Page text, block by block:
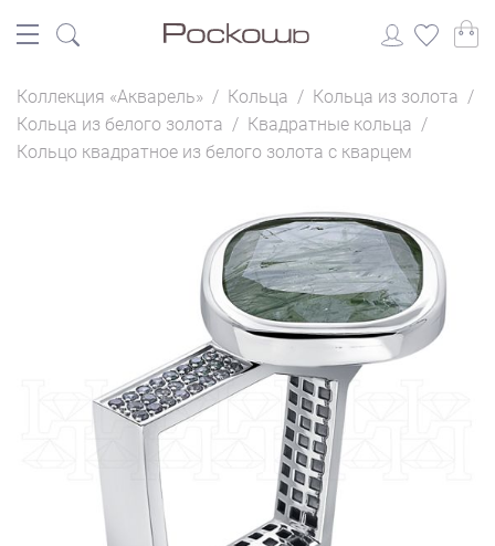
Коллекция «Акварель» / Кольца / Кольца из золота /
Кольца из белого золота / Квадратные кольца /
Кольцо квадратное из белого золота с кварцем